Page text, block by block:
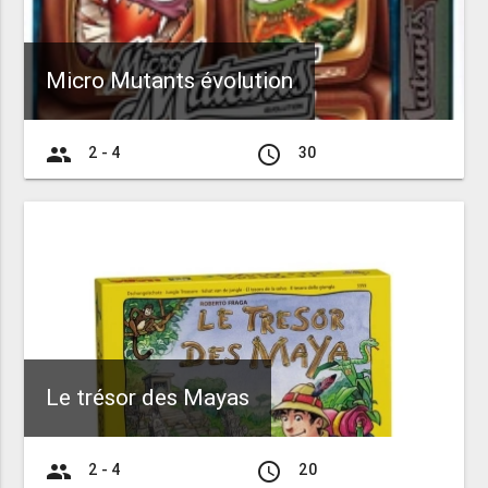
Micro Mutants évolution
group 2 - 4 access_time 30
Le trésor des Mayas
group 2 - 4 access_time 20